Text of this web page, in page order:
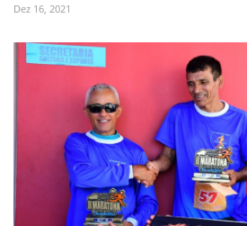
Dez 16, 2021